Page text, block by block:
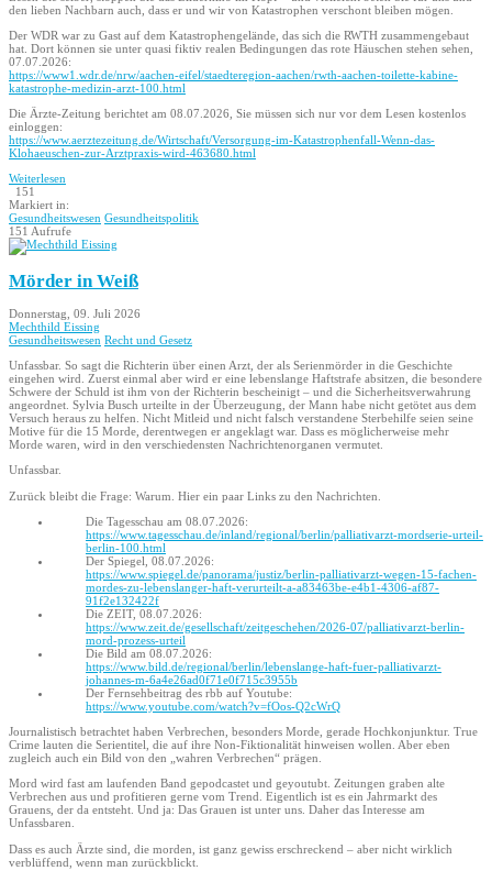
den lieben Nachbarn auch, dass er und wir von Katastrophen verschont bleiben mögen.
Der WDR war zu Gast auf dem Katastrophengelände, das sich die RWTH zusammengebaut
hat. Dort können sie unter quasi fiktiv realen Bedingungen das rote Häuschen stehen sehen,
07.07.2026:
https://www1.wdr.de/nrw/aachen-eifel/staedteregion-aachen/rwth-aachen-toilette-kabine-
katastrophe-medizin-arzt-100.html
Die Ärzte-Zeitung berichtet am 08.07.2026, Sie müssen sich nur vor dem Lesen kostenlos
einloggen:
https://www.aerztezeitung.de/Wirtschaft/Versorgung-im-Katastrophenfall-Wenn-das-
Klohaeuschen-zur-Arztpraxis-wird-463680.html
Weiterlesen
151
Markiert in:
Gesundheitswesen Gesundheitspolitik
151 Aufrufe
Mörder in Weiß
Donnerstag, 09. Juli 2026
Mechthild Eissing
Gesundheitswesen Recht und Gesetz
Unfassbar. So sagt die Richterin über einen Arzt, der als Serienmörder in die Geschichte
eingehen wird. Zuerst einmal aber wird er eine lebenslange Haftstrafe absitzen, die besondere
Schwere der Schuld ist ihm von der Richterin bescheinigt – und die Sicherheitsverwahrung
angeordnet. Sylvia Busch urteilte in der Überzeugung, der Mann habe nicht getötet aus dem
Versuch heraus zu helfen. Nicht Mitleid und nicht falsch verstandene Sterbehilfe seien seine
Motive für die 15 Morde, derentwegen er angeklagt war. Dass es möglicherweise mehr
Morde waren, wird in den verschiedensten Nachrichtenorganen vermutet.
Unfassbar.
Zurück bleibt die Frage: Warum. Hier ein paar Links zu den Nachrichten.
Die Tagesschau am 08.07.2026:
https://www.tagesschau.de/inland/regional/berlin/palliativarzt-mordserie-urteil-
berlin-100.html
Der Spiegel, 08.07.2026:
https://www.spiegel.de/panorama/justiz/berlin-palliativarzt-wegen-15-fachen-
mordes-zu-lebenslanger-haft-verurteilt-a-a83463be-e4b1-4306-af87-
91f2e132422f
Die ZEIT, 08.07.2026:
https://www.zeit.de/gesellschaft/zeitgeschehen/2026-07/palliativarzt-berlin-
mord-prozess-urteil
Die Bild am 08.07.2026:
https://www.bild.de/regional/berlin/lebenslange-haft-fuer-palliativarzt-
johannes-m-6a4e26ad0f71e0f715c3955b
Der Fernsehbeitrag des rbb auf Youtube:
https://www.youtube.com/watch?v=fOos-Q2cWrQ
Journalistisch betrachtet haben Verbrechen, besonders Morde, gerade Hochkonjunktur. True
Crime lauten die Serientitel, die auf ihre Non-Fiktionalität hinweisen wollen. Aber eben
zugleich auch ein Bild von den „wahren Verbrechen“ prägen.
Mord wird fast am laufenden Band gepodcastet und geyoutubt. Zeitungen graben alte
Verbrechen aus und profitieren gerne vom Trend. Eigentlich ist es ein Jahrmarkt des
Grauens, der da entsteht. Und ja: Das Grauen ist unter uns. Daher das Interesse am
Unfassbaren.
Dass es auch Ärzte sind, die morden, ist ganz gewiss erschreckend – aber nicht wirklich
verblüffend, wenn man zurückblickt.